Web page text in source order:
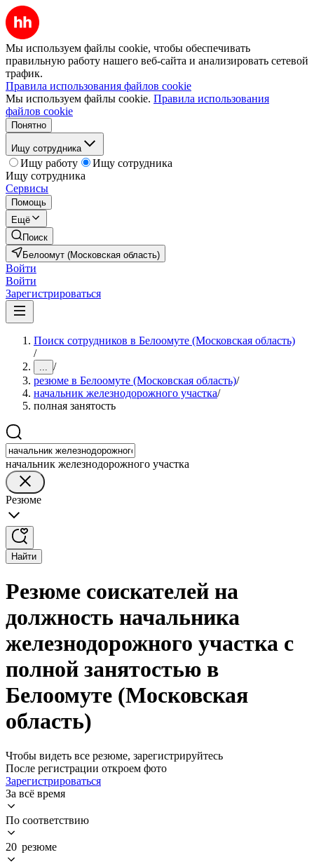
Мы используем файлы cookie, чтобы обеспечивать
правильную работу нашего веб-сайта и анализировать сетевой
трафик.
Правила использования файлов cookie
Мы используем файлы cookie. Правила использования
файлов cookie
Понятно
Ищу сотрудника
Ищу работу
Ищу сотрудника
Ищу сотрудника
Сервисы
Помощь
Ещё
Поиск
Белоомут (Московская область)
Войти
Войти
Зарегистрироваться
Поиск сотрудников в Белоомуте (Московская область)
/
... /
резюме в Белоомуте (Московская область)/
начальник железнодорожного участка/
полная занятость
начальник железнодорожного участка
Резюме
Найти
Резюме соискателей на
должность начальника
железнодорожного участка с
полной занятостью в
Белоомуте (Московская
область)
Чтобы видеть все резюме, зарегистрируйтесь
После регистрации откроем фото
Зарегистрироваться
За всё время
По соответствию
20 резюме